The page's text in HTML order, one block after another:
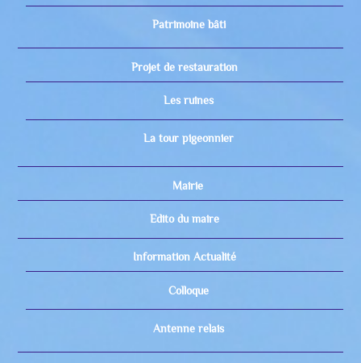
Patrimoine bâti
Projet de restauration
Les ruines
La tour pigeonnier
Mairie
Edito du maire
Information Actualité
Colloque
Antenne relais